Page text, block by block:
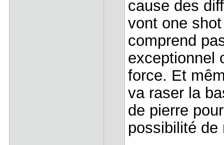
cause des
vont one
comprend
exceptionnel
force. Et
va raser la
de pierre
possibilité